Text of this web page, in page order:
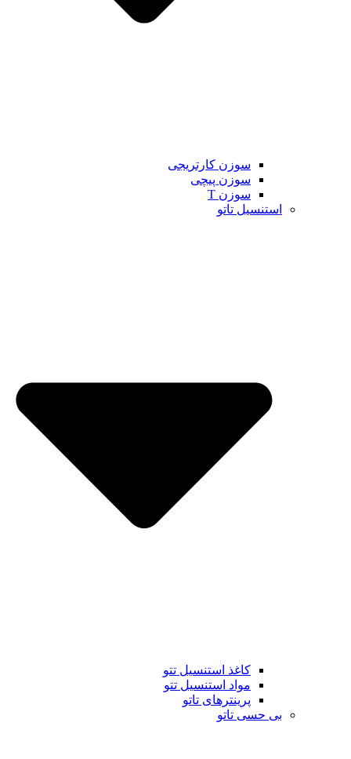
سوزن کارتریجی
سوزن پیچی
سوزن T
استنسیل تاتو
کاغذ استنسیل تتو
مواد استنسیل تتو
پرینترهای تاتو
بی حسی تاتو